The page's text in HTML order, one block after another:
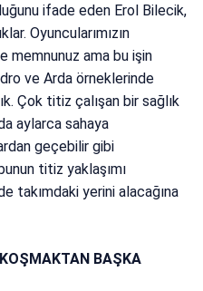
ifade eden Erol Bilecik,
Oyuncularımızın
memnunuz ama bu işin
ve Arda örneklerinde
Çok titiz çalışan bir sağlık
aylarca sahaya
geçebilir gibi
titiz yaklaşımı
takımdaki yerini alacağına
BAŞKA